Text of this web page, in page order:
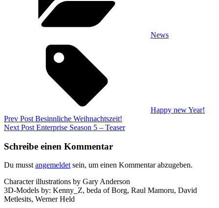
News
Happy new Year!
Beitragsnavigation
Previous
Post
Prev Post Besinnliche Weihnachtszeit!
Next
Next Post Enterprise Season 5 – Teaser
Schreibe einen Kommentar
Du musst angemeldet sein, um einen Kommentar abzugeben.
Character illustrations by Gary Anderson
3D-Models by: Kenny_Z, beda of Borg, Raul Mamoru, David
Metlesits, Werner Held